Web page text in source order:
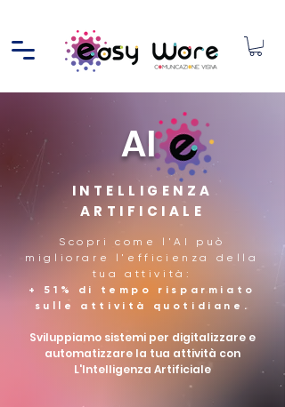
AI
INTELLIGENZA
ARTIFICIALE
Scopri come l'AI può
migliorare l'efficienza della
tua attività:
+ 51% di tempo risparmiato
sulle attività quotidiane.
Sviluppiamo sistemi per digitalizzare e
automatizzare la tua attività con
L'Intelligenza Artificiale